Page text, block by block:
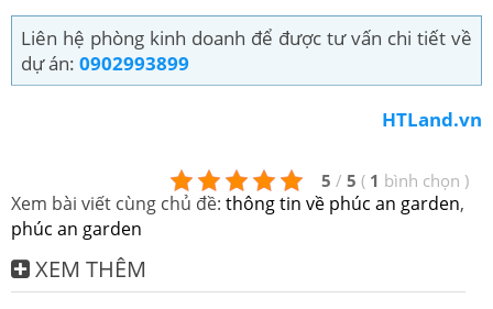
Liên hệ phòng kinh doanh để được tư vấn chi tiết về
dự án: 0902993899
HTLand.vn
5 / 5 ( 1 bình chọn )
Xem bài viết cùng chủ đề: thông tin về phúc an garden,
phúc an garden
XEM THÊM